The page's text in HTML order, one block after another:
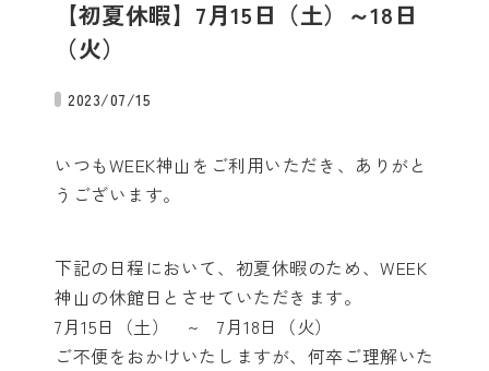
【初夏休暇】7月15日（土）～18日
（火）
2023/07/15
いつもWEEK神山をご利用いただき、ありがと
うございます。
下記の日程において、初夏休暇のため、WEEK
神山の休館日とさせていただきます。
7月15日（土） ~ 7月18日（火）
ご不便をおかけいたしますが、何卒ご理解いた